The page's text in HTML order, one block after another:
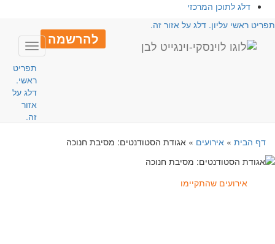
דלג לתוכן המרכזי
ראשי עליון. דלג על אזור זה.
להרשמה
Toggle
תפריט
ראשי.
דלג על
אזור
זה.
דף הבית» אירועים» אגודת הסטודנטים: מסיבת חנוכה
אירועים שהתקיימו